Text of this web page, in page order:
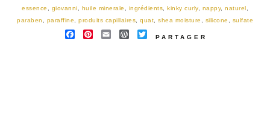
essence
giovanni huile minerale ingrédients kinky curly, nappy, naturel
paraben
paraffine produits capillaires quat shea moisture silicone sulfate
FACEBOOK
PINTEREST
EMAILWORDPRESS
TWITTER
PARTAGER